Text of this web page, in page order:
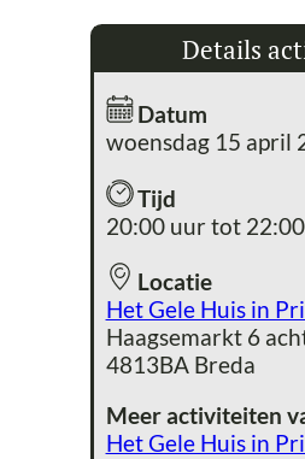
Details
Datum
woensdag 15 april
Tijd
20:00 uur tot
Locatie
Het Gele Huis in
Haagsemarkt 6
4813BA Breda
Meer activiteiten
Het Gele Huis in